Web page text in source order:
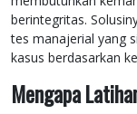
berintegritas.
tes manajerial yang
kasus berdasarkan
Mengapa